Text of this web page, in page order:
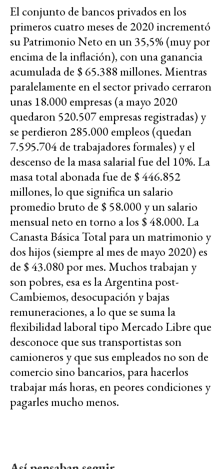
El conjunto de bancos privados en los
primeros cuatro meses de 2020 incrementó
su Patrimonio Neto en un 35,5% (muy por
encima de la inflación), con una ganancia
acumulada de $ 65.388 millones. Mientras
paralelamente en el sector privado cerraron
unas 18.000 empresas (a mayo 2020
quedaron 520.507 empresas registradas) y
se perdieron 285.000 empleos (quedan
7.595.704 de trabajadores formales) y el
descenso de la masa salarial fue del 10%. La
masa total abonada fue de $ 446.852
millones, lo que significa un salario
promedio bruto de $ 58.000 y un salario
mensual neto en torno a los $ 48.000. La
Canasta Básica Total para un matrimonio y
dos hijos (siempre al mes de mayo 2020) es
de $ 43.080 por mes. Muchos trabajan y
son pobres, esa es la Argentina post-
Cambiemos, desocupación y bajas
remuneraciones, a lo que se suma la
flexibilidad laboral tipo Mercado Libre que
desconoce que sus transportistas son
camioneros y que sus empleados no son de
comercio sino bancarios, para hacerlos
trabajar más horas, en peores condiciones y
pagarles mucho menos.